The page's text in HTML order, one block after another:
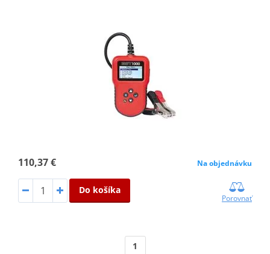
110,37 € Na objednávku
Do košíka
Porovnať
1